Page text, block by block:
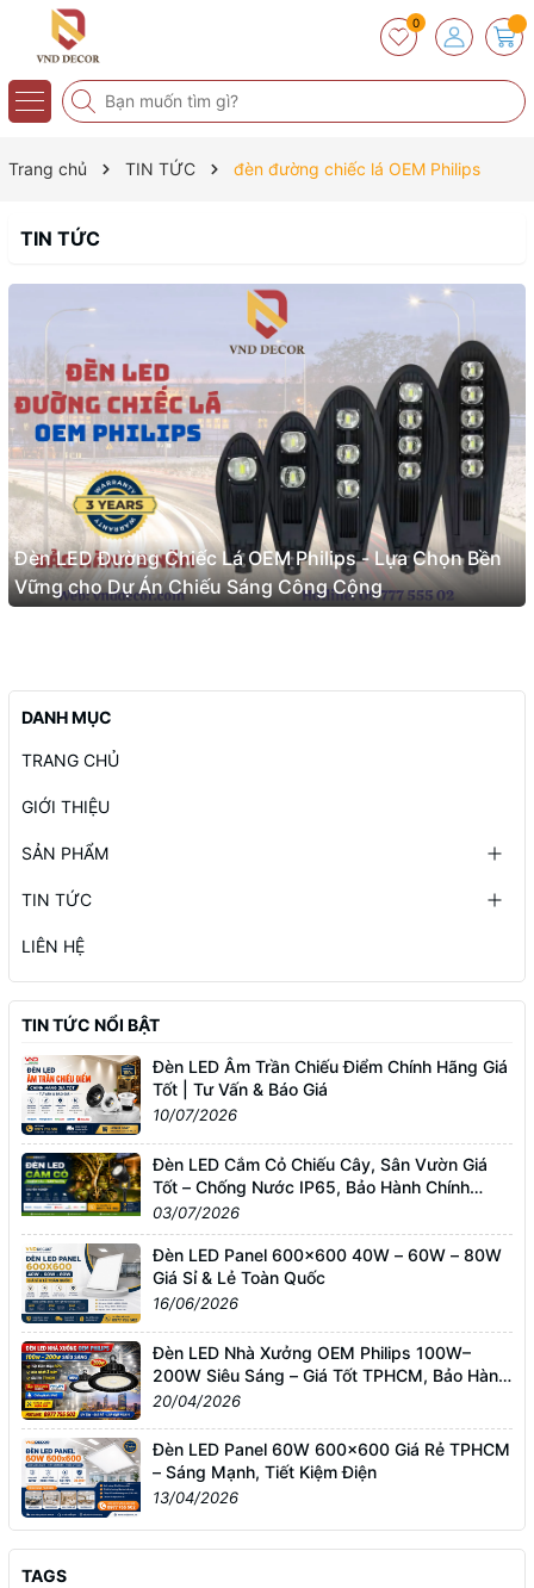
0
Trang chủ TIN TỨC đèn đường chiếc lá OEM Philips
TIN TỨC
Đèn LED Đường Chiếc Lá OEM Philips - Lựa Chọn Bền
Vững cho Dự Án Chiếu Sáng Công Cộng
DANH MỤC
TRANG CHỦ
GIỚI THIỆU
SẢN PHẨM
TIN TỨC
LIÊN HỆ
TIN TỨC NỔI BẬT
Đèn LED Âm Trần Chiếu Điểm Chính Hãng Giá
Tốt | Tư Vấn & Báo Giá
10/07/2026
Đèn LED Cắm Cỏ Chiếu Cây, Sân Vườn Giá
Tốt – Chống Nước IP65, Bảo Hành Chính
Hãng
03/07/2026
Đèn LED Panel 600x600 40W – 60W – 80W
Giá Sỉ & Lẻ Toàn Quốc
16/06/2026
Đèn LED Nhà Xưởng OEM Philips 100W–
200W Siêu Sáng – Giá Tốt TPHCM, Bảo Hành
3 Năm
20/04/2026
Đèn LED Panel 60W 600x600 Giá Rẻ TPHCM
– Sáng Mạnh, Tiết Kiệm Điện
13/04/2026
TAGS